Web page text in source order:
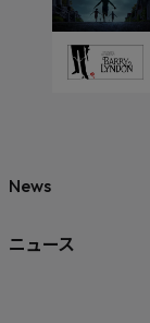
News
ニュース